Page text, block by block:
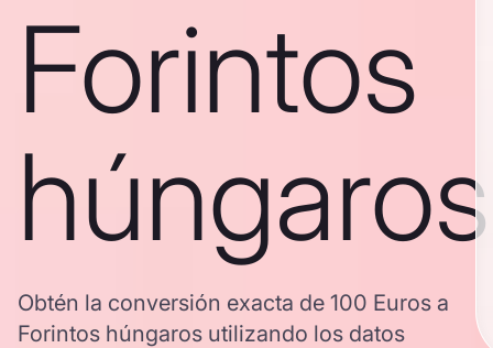
Forintos
húngaros
Obtén la conversión exacta de 100 Euros a
Forintos húngaros utilizando los datos